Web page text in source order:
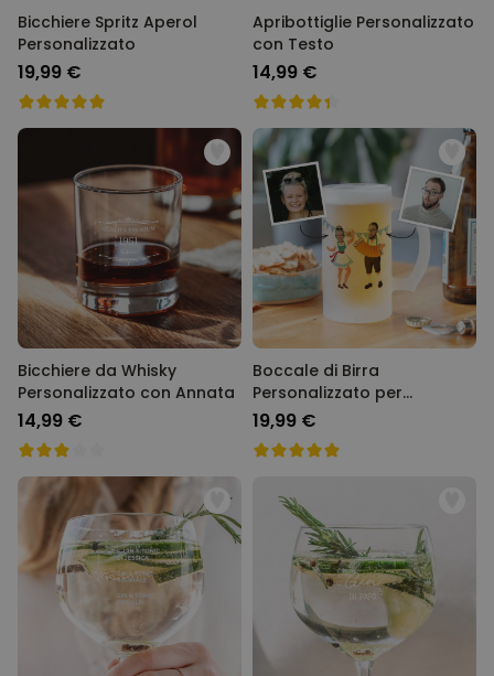
Bicchiere Spritz Aperol
Personalizzato
19,99 €
Apribottiglie Personalizzato
con Testo
14,99 €
Bicchiere da Whisky
Personalizzato con Annata
14,99 €
Boccale di Birra
Personalizzato per
l'Oktoberfest
19,99 €